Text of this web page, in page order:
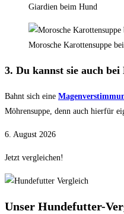
Giardien beim Hund
Morosche Karottensuppe
3. Du kannst sie auch bei
Bahnt sich eine
Möhrensuppe, denn auch hierfür
6. August 2026
Jetzt vergleichen!
Unser Hundefutter-